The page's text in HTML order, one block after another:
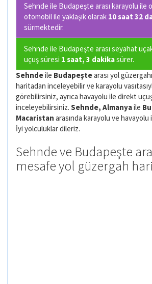
Sehnde ile Budapeşte arası karayolu ile
otomobil ile yaklaşık olarak 10 saat 32
sürmektedir.
Sehnde ile Budapeşte arası seyahat uçak
uçuş süresi 1 saat, 3 dakikasürer.
Sehndeile Budapeştearası yol
haritadan inceleyebilir ve karayolu
görebilirsiniz, ayrıca havayolu ile direkt uçuş
inceleyebilirsiniz. Sehnde, Almanyaile
Macaristan arasında karayolu ve havayolu
İyi yolculuklar dileriz.
Sehnde ve Budapeşte
mesafe yol güzergah